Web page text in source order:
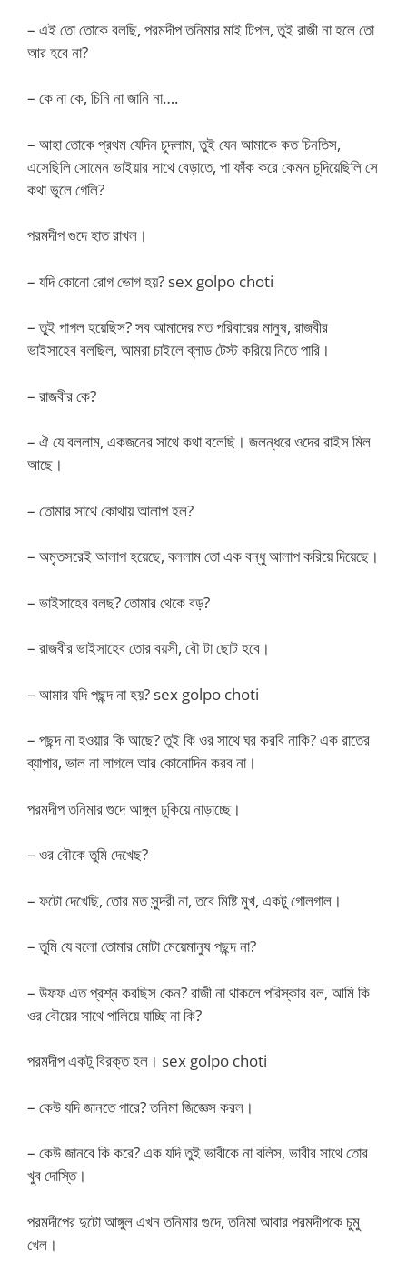
– এই তো তোকে বলছি, পরমদীপ তনিমার মাই টিপল, তুই রাজী না হলে তো
আর হবে না?
– কে না কে, চিনি না জানি না….
– আহা তোকে প্রথম যেদিন চুদলাম, তুই যেন আমাকে কত চিনতিস,
এসেছিলি সোমেন ভাইয়ার সাথে বেড়াতে, পা ফাঁক করে কেমন চুদিয়েছিলি সে
কথা ভুলে গেলি?
পরমদীপ গুদে হাত রাখল।
– যদি কোনো রোগ ভোগ হয়? sex golpo choti
– তুই পাগল হয়েছিস? সব আমাদের মত পরিবারের মানুষ, রাজবীর
ভাইসাহেব বলছিল, আমরা চাইলে ব্লাড টেস্ট করিয়ে নিতে পারি।
– রাজবীর কে?
– ঐ যে বললাম, একজনের সাথে কথা বলেছি। জলন্ধরে ওদের রাইস মিল
আছে।
– তোমার সাথে কোথায় আলাপ হল?
– অমৃতসরেই আলাপ হয়েছে, বললাম তো এক বন্ধু আলাপ করিয়ে দিয়েছে।
– ভাইসাহেব বলছ? তোমার থেকে বড়?
– রাজবীর ভাইসাহেব তোর বয়সী, বৌ টা ছোট হবে।
– আমার যদি পছন্দ না হয়? sex golpo choti
– পছন্দ না হওয়ার কি আছে? তুই কি ওর সাথে ঘর করবি নাকি? এক রাতের
ব্যাপার, ভাল না লাগলে আর কোনোদিন করব না।
পরমদীপ তনিমার গুদে আঙ্গুল ঢুকিয়ে নাড়াচ্ছে।
– ওর বৌকে তুমি দেখেছ?
– ফটো দেখেছি, তোর মত সুন্দরী না, তবে মিষ্টি মুখ, একটু গোলগাল।
– তুমি যে বলো তোমার মোটা মেয়েমানুষ পছন্দ না?
– উফফ এত প্রশ্ন করছিস কেন? রাজী না থাকলে পরিস্কার বল, আমি কি
ওর বৌয়ের সাথে পালিয়ে যাচ্ছি না কি?
পরমদীপ একটু বিরক্ত হল। sex golpo choti
– কেউ যদি জানতে পারে? তনিমা জিজ্ঞেস করল।
– কেউ জানবে কি করে? এক যদি তুই ভাবীকে না বলিস, ভাবীর সাথে তোর
খুব দোস্তি।
পরমদীপের দুটো আঙ্গুল এখন তনিমার গুদে, তনিমা আবার পরমদীপকে চুমু
খেল।